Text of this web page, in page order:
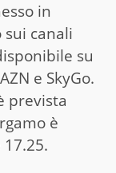
in
canali
su
e SkyGo.
prevista
è